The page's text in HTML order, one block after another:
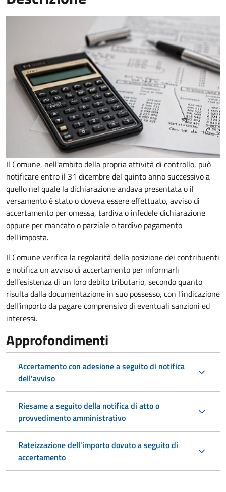
Il Comune, nell'ambito della propria attività di controllo, può
notificare entro il 31 dicembre del quinto annosuccessivo a
quello nel quale la dichiarazione andava presentata o il
versamento è stato o doveva essere effettuato, avviso di
accertamento per omessa, tardiva o infedele dichiarazione
oppure per mancato o parziale o tardivo pagamento
dell'imposta.
Il Comune verifica la regolarità della posizione dei contribuenti
e notifica un avviso di accertamento per informarli
dell’esistenza di un loro debito tributario, secondo quanto
risulta dalla documentazione in suo possesso, con l'indicazione
dell'importo da pagare comprensivo di eventuali sanzioni ed
interessi.
Approfondimenti
Accertamento con adesione a seguito di notifica
dell'avviso
Riesame a seguito della notifica di atto o
provvedimento amministrativo
Rateizzazione dell'importo dovuto a seguito di
accertamento